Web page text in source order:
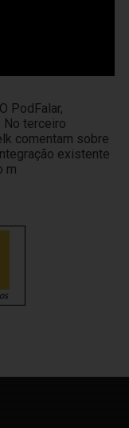
PodFalar,
No terceiro
comentam sobre
existente
m